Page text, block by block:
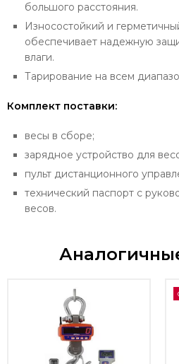
большого расстояния.
Износостойкий и
обеспечивает надежную
влаги.
Тарирование на всем
Комплект поставки:
весы в сборе;
зарядное устройство для
пульт дистанционного
технический паспорт с
весов.